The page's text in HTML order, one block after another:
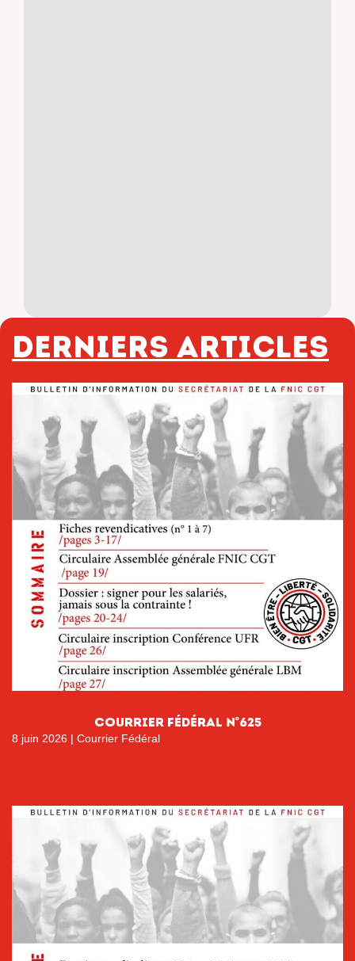
Derniers articles
courrier fÉdÉral n°625
8 juin 2026 | Courrier Fédéral